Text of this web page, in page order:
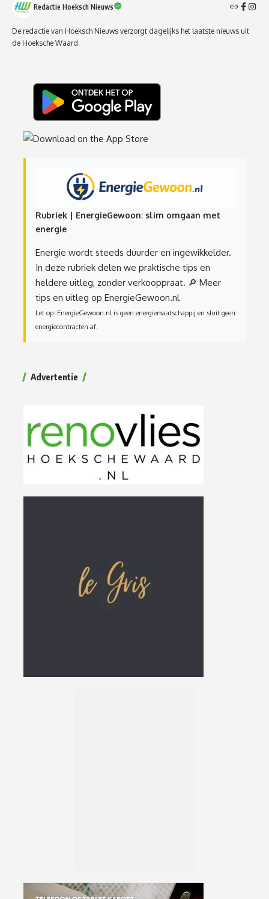
Redactie Hoeksch Nieuws
De redactie van Hoeksch Nieuws verzorgt dagelijks het laatste nieuws uit
de Hoeksche Waard.
Rubriek | EnergieGewoon: slim omgaan met
energie
Energie wordt steeds duurder en ingewikkelder.
In deze rubriek delen we praktische tips en
heldere uitleg, zonder verkooppraat. 🔎 Meer
tips en uitleg op EnergieGewoon.nl
Let op: EnergieGewoon.nl is geen energiemaatschappij en sluit geen
energiecontracten af.
Advertentie